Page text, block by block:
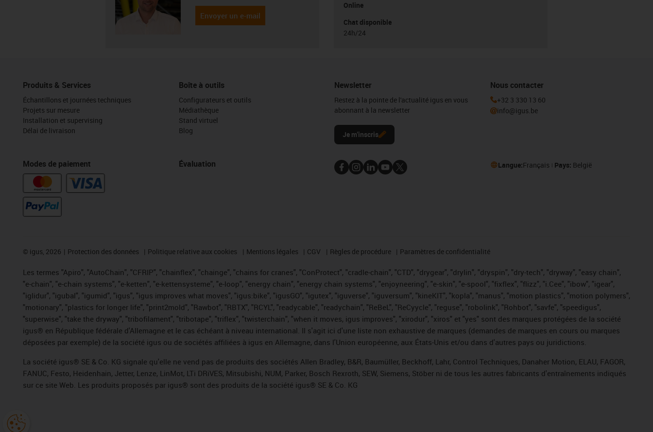
Envoyer un e-mail
Online
Chat disponible
24h/24
Produits & Services
Échantillons et journées techniques
Projets sur mesure
Installation et supervising
Délai de livraison
Modes de paiement
Boîte à outils
Configurateurs et outils
Médiathèque
Stand virtuel
Blog
Évaluation
Newsletter
Restez à la pointe de l'actualité igus en vous
abonnant à la newsletter
Je m'inscris
Nous contacter
+32 3 330 13 60
info@igus.be
Langue:Français Pays: België
© igus, 2026 Protection des données Politique relative aux cookies Mentions légales CGV Règles de procédure Paramètres de confidentialité
Les termes "Apiro", "AutoChain", "CFRIP", "chainflex", "chainge", "chains for cranes", "ConProtect", "cradle-chain", "CTD", "drygear", "drylin", "dryspin", "dry-tech", "dryway", "easy chain",
"e-chain", "e-chain systems", "e-ketten", "e-kettensysteme", "e-loop", "energy chain", "energy chain systems", "enjoyneering", "e-skin", "e-spool", "fixflex", "flizz", "i.Cee", "ibow", "igear",
"iglidur", "igubal", "igumid", "igus", "igus improves what moves", "igus:bike", "igusGO", "igutex", "iguverse", "iguversum", "kineKIT", "kopla", "manus", "motion plastics", "motion polymers",
"motionary", "plastics for longer life", "print2mold", "Rawbot", "RBTX", "RCYL", "readycable", "readychain", "ReBeL", "ReCyycle", "reguse", "robolink", "Rohbot", "savfe", "speedigus",
"superwise", "take the dryway", "tribofilament", "tribotape", "triflex", "twisterchain", "when it moves, igus improves", "xirodur", "xiros" et "yes" sont des marques protégées de la société
igus® en République fédérale d'Allemagne et le cas échéant à niveau international. Il s'agit ici d'une liste non exhaustive de marques (demandes de marques en cours ou marques
déposées par exemple) de la société igus ou de sociétés affiliées à igus en Allemagne, dans l'Union européenne, aux États-Unis et/ou dans d'autres pays ou juridictions.
La société igus® SE & Co. KG signale qu'elle ne vend pas de produits des sociétés Allen Bradley, B&R, Baumüller, Beckhoff, Lahr, Control Techniques, Danaher Motion, ELAU, FAGOR,
FANUC, Festo, Heidenhain, Jetter, Lenze, LinMot, LTi DRiVES, Mitsubishi, NUM, Parker, Bosch Rexroth, SEW, Siemens, Stöber ni de tous les autres fabricants d'entraînements indiqués
sur ce site Web. Les produits proposés par igus® sont des produits de la société igus® SE & Co. KG